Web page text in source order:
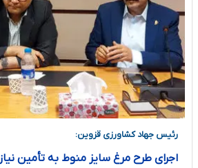
رئیس جهاد کشاورزی قزوین:
اجرای طرح مرغ سایز منوط به تأمین